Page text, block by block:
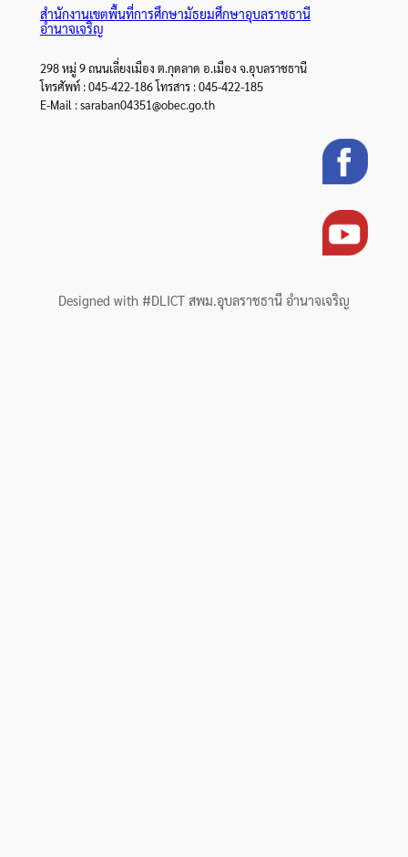
สำนักงานเขตพื้นที่การศึกษามัธยมศึกษาอุบลราชธานี
อำนาจเจริญ
298 หมู่ 9 ถนนเลี่ยงเมือง ต.กุดลาด อ.เมือง จ.อุบลราชธานี
โทรศัพท์ : 045-422-186 โทรสาร : 045-422-185
E-Mail : saraban04351@obec.go.th
Designed with #DLICT สพม.อุบลราชธานี อำนาจเจริญ